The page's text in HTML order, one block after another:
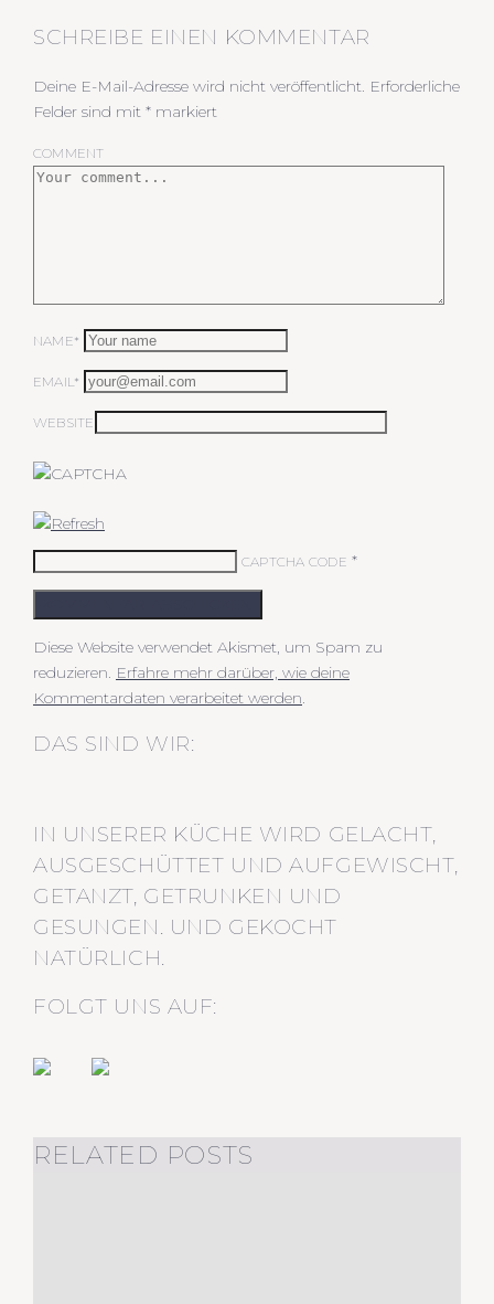
SCHREIBE EINEN KOMMENTAR
Deine E-Mail-Adresse wird nicht veröffentlicht. Erforderliche
Felder sind mit * markiert
COMMENT
NAME*
EMAIL*
WEBSITE
CAPTCHA CODE *
Diese Website verwendet Akismet, um Spam zu
reduzieren. Erfahre mehr darüber, wie deine
Kommentardaten verarbeitet werden.
DAS SIND WIR:
IN UNSERER KÜCHE WIRD GELACHT,
AUSGESCHÜTTET UND AUFGEWISCHT,
GETANZT, GETRUNKEN UND
GESUNGEN. UND GEKOCHT
NATÜRLICH.
FOLGT UNS AUF:
RELATED POSTS